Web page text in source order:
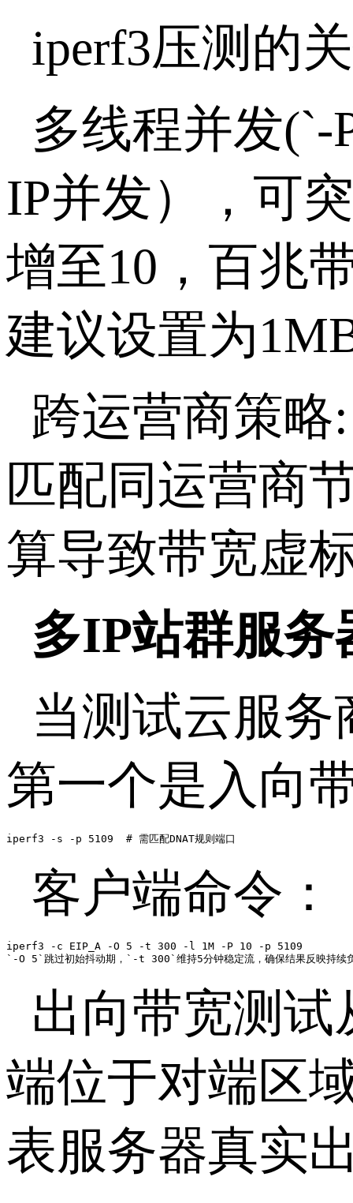
iperf3压测的
多线程并发(`-
IP并发），可
增至10 ，百兆
建议设置为
跨运营商策略
匹配同运营商
算导致带宽虚
多IP站群服务
当测试云服务
第一个是入向
iperf3 -s -p 5109  # 需匹配DNAT规则端口
客户端命令：
iperf3 -c EIP_A -O 5 -t 300 -l 1M -P 10 -p 5109
`-O 5`跳过初始抖动期，`-t 300`维持5分钟稳定流，确保结果反映持续
出向带宽测
端位于对端区
表服务器真实